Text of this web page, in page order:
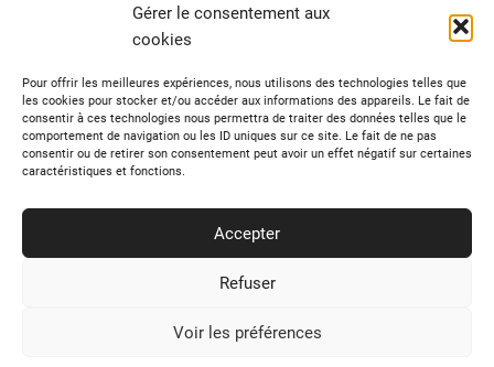
Gérer le consentement aux
cookies
Pour offrir les meilleures expériences, nous utilisons des technologies telles que
les cookies pour stocker et/ou accéder aux informations des appareils. Le fait de
consentir à ces technologies nous permettra de traiter des données telles que le
comportement de navigation ou les ID uniques sur ce site. Le fait de ne pas
consentir ou de retirer son consentement peut avoir un effet négatif sur certaines
caractéristiques et fonctions.
Accepter
Refuser
Voir les préférences
Comment identifier rapidement les vers blancs dans
Sapin de Noël écoresponsable : idées déco durables
et originales
Suivez-Nous Sur Facebook